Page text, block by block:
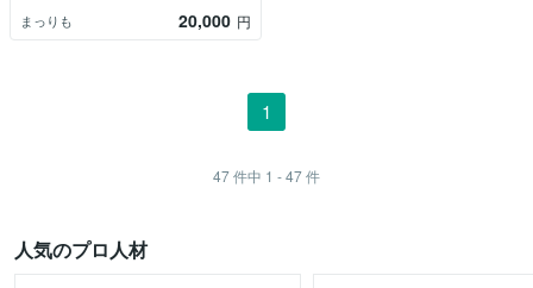
まっりも 20,000 円
1
47件中 1 - 47件
人気のプロ人材